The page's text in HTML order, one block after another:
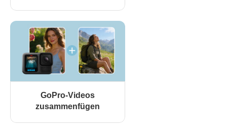
GoPro-Videos
zusammenfügen